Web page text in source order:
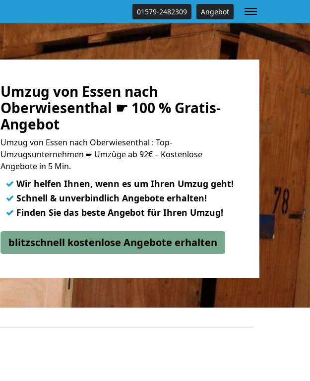
01579-2482309 Angebot
Umzug von Essen nach
Oberwiesenthal ☛ 100 % Gratis-
Angebot
Umzug von Essen nach Oberwiesenthal : Top-
Umzugsunternehmen ➨ Umzüge ab 92€ – Kostenlose
Angebote in 5 Min.
✓ Wir helfen Ihnen, wenn es um Ihren Umzug geht!
✓ Schnell & unverbindlich Angebote erhalten!
✓ Finden Sie das beste Angebot für Ihren Umzug!
blitzschnell kostenlose Angebote erhalten